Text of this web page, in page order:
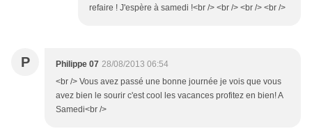
refaire ! J'espère à samedi !<br /> <br /> <br /> <br />
P Philippe 07 28/08/2013 06:54
<br /> Vous avez passé une bonne journée je vois que vous
avez bien le sourir c'est cool les vacances profitez en bien! A
Samedi<br />